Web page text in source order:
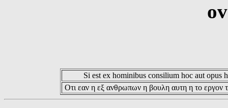
Si est ex hominibus consilium hoc aut opus
Οτι εαν η εξ ανθρωπων η βουλη αυτη η το εργον